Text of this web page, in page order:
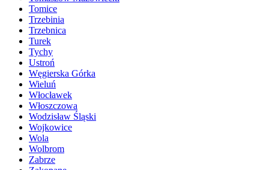
Tomice
Trzebinia
Trzebnica
Turek
Tychy
Ustroń
Węgierska Górka
Wieluń
Włocławek
Włoszczowa
Wodzisław Śląski
Wojkowice
Wola
Wolbrom
Zabrze